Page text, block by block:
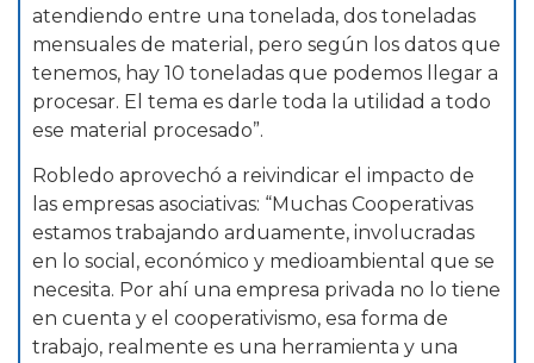
atendiendo entre una tonelada, dos toneladas
mensuales de material, pero según los datos que
tenemos, hay 10 toneladas que podemos llegar a
procesar. El tema es darle toda la utilidad a todo
ese material procesado”.
Robledo aprovechó a reivindicar el impacto de
las empresas asociativas: “Muchas Cooperativas
estamos trabajando arduamente, involucradas
en lo social, económico y medioambiental que se
necesita. Por ahí una empresa privada no lo tiene
en cuenta y el cooperativismo, esa forma de
trabajo, realmente es una herramienta y una